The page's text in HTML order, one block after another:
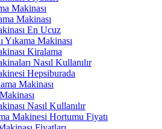
Makinası
Makinası
En Ucuz
Yıkama Makinası
Kiralama
Nasıl Kullanılır
Hepsiburada
Makinası
Nasıl Kullanılır
Makinesi Hortumu Fiyatı